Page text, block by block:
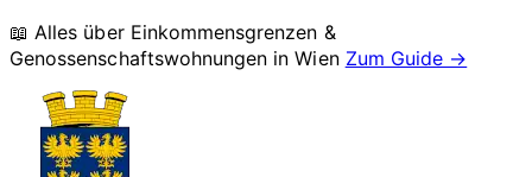
📖 Alles über Einkommensgrenzen &
Genossenschaftswohnungen inWien Zum Guide →